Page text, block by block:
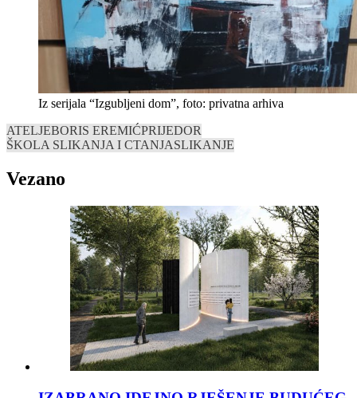
Iz serijala “Izgubljeni dom”, foto: privatna arhiva
ATELJEBORIS EREMIĆPRIJEDOR
ŠKOLA SLIKANJA I CTANJASLIKANJE
Vezano